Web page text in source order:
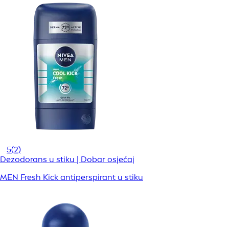
5(2)
Dezodorans u stiku | Dobar osjećaj
MEN Fresh Kick antiperspirant u stiku